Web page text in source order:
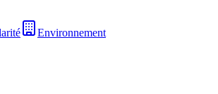
Environnement